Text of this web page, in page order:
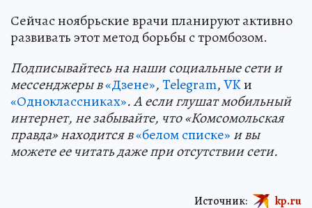
Сейчас ноябрьские врачи планируют активно
развивать этот метод борьбы с тромбозом.
Подписывайтесь на наши социальные сети и
мессенджеры в«Дзене»,Telegram,VKи
«Одноклассниках». А если глушат мобильный
интернет, не забывайте, что «Комсомольская
правда» находится в«белом списке» и вы
можете ее читать даже при отсутствии сети.
Источник: kp.ru